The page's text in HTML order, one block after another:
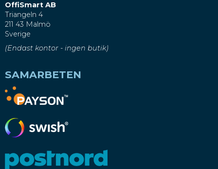
OffiSmart AB
Triangeln 4
211 43 Malmö
Sverige
(Endast kontor - ingen butik)
SAMARBETEN